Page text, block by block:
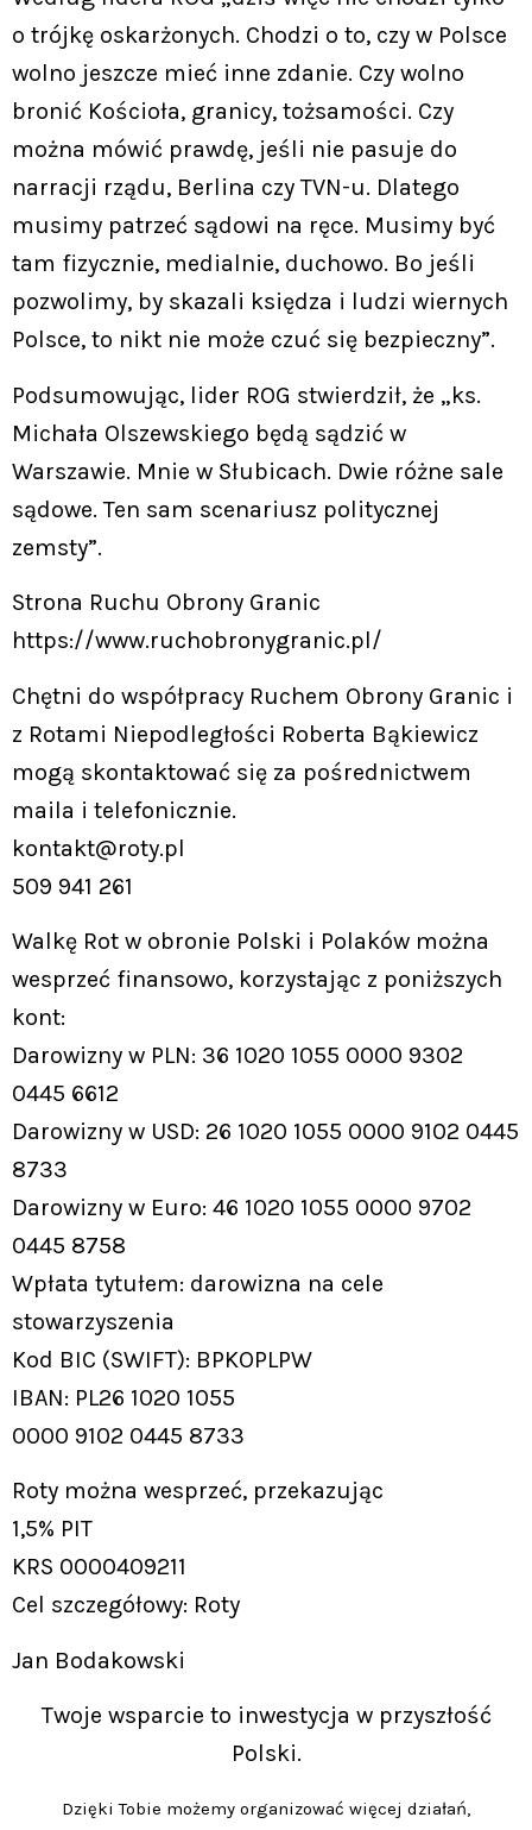
o trójkę oskarżonych. Chodzi o to, czy w Polsce
wolno jeszcze mieć inne zdanie. Czy wolno
bronić Kościoła, granicy, tożsamości. Czy
można mówić prawdę, jeśli nie pasuje do
narracji rządu, Berlina czy TVN-u. Dlatego
musimy patrzeć sądowi na ręce. Musimy być
tam fizycznie, medialnie, duchowo. Bo jeśli
pozwolimy, by skazali księdza i ludzi wiernych
Polsce, to nikt nie może czuć się bezpieczny”.
Podsumowując, lider ROG stwierdził, że „ks.
Michała Olszewskiego będą sądzić w
Warszawie. Mnie w Słubicach. Dwie różne sale
sądowe. Ten sam scenariusz politycznej
zemsty”.
Strona Ruchu Obrony Granic
https://www.ruchobronygranic.pl/
Chętni do współpracy Ruchem Obrony Granic i
z Rotami Niepodległości Roberta Bąkiewicz
mogą skontaktować się za pośrednictwem
maila i telefonicznie.
kontakt@roty.pl
509 941 261
Walkę Rot w obronie Polski i Polaków można
wesprzeć finansowo, korzystając z poniższych
kont:
Darowizny w PLN: 36 1020 1055 0000 9302
0445 6612
Darowizny w USD: 26 1020 1055 0000 9102 0445
8733
Darowizny w Euro: 46 1020 1055 0000 9702
0445 8758
Wpłata tytułem: darowizna na cele
stowarzyszenia
Kod BIC (SWIFT): BPKOPLPW
IBAN: PL26 1020 1055
0000 9102 0445 8733
Roty można wesprzeć, przekazując
1,5% PIT
KRS 0000409211
Cel szczegółowy: Roty
Jan Bodakowski
Twoje wsparcie to inwestycja w przyszłość
Polski.
Dzięki Tobie możemy organizować więcej działań,